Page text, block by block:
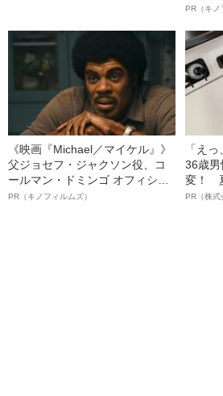
ボ》
PR（キノ
《映画『Michael／マイケル』》
父ジョセフ・ジャクソン役、コ
ールマン・ドミンゴ オフィシャ
ルインタビュー“観客を魅了した
PR（キノフィルムズ）
「え
36歳
変！
オイ”
PR（株式